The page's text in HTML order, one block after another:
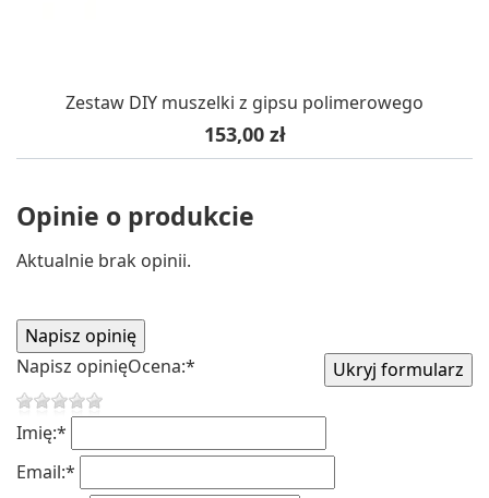
Zestaw DIY muszelki z gipsu polimerowego
Cena
153,00 zł
Opinie o produkcie
Aktualnie brak opinii.
Napisz opinięOcena:*
Imię:*
Email:*